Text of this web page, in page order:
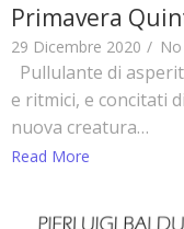
Primavera
29 Dicembre 2020 /
Pullulante di
e ritmici, e concitati
nuova creatura…
Read More